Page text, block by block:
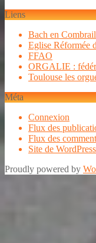
Liens
Bach en
Eglise Réformée
FFAO
ORGALIE :
Toulouse les
Méta
Connexion
Flux des
Flux des
Site de
Proudly powered by